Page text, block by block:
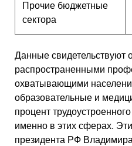
Прочие бюджетные
сектора
Данные свидетельствуют
распространенными
охватывающими
образовательные и
процент
именно в этих сферах.
президента РФ